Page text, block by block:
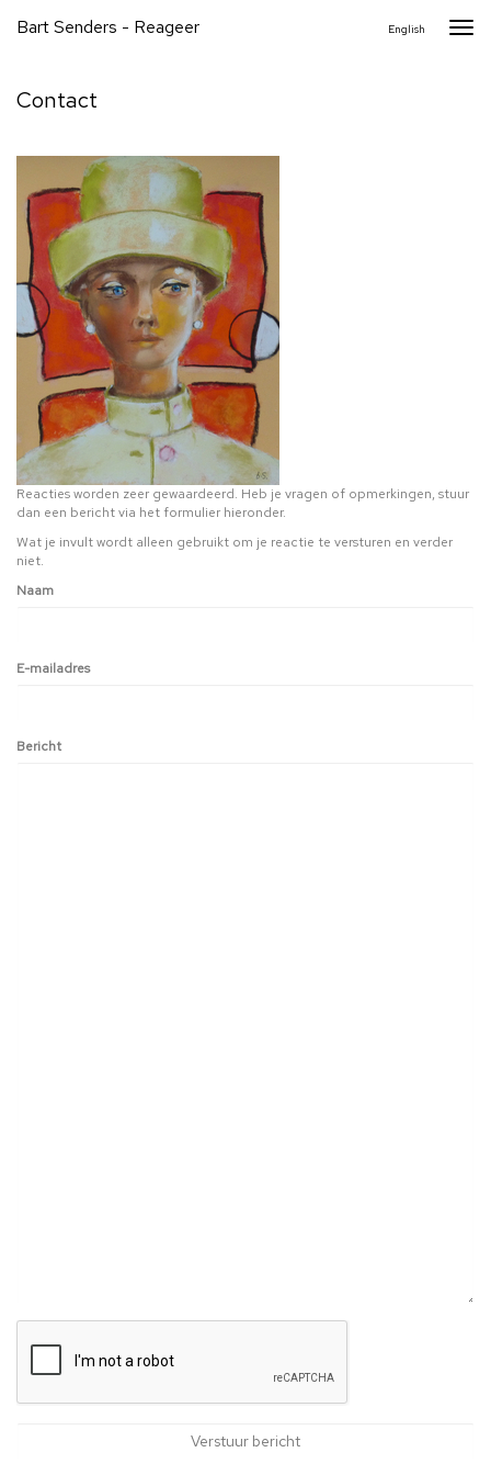
Bart Senders - Reageer English
Contact
Reacties worden zeer gewaardeerd. Heb je vragen of opmerkingen, stuur
dan een bericht via het formulier hieronder.
Wat je invult wordt alleen gebruikt om je reactie te versturen en verder
niet.
Naam
E-mailadres
Bericht